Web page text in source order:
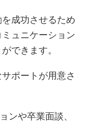
成功させるため
ュニケーション
できます。
ポートが用意さ
ンや卒業面談、